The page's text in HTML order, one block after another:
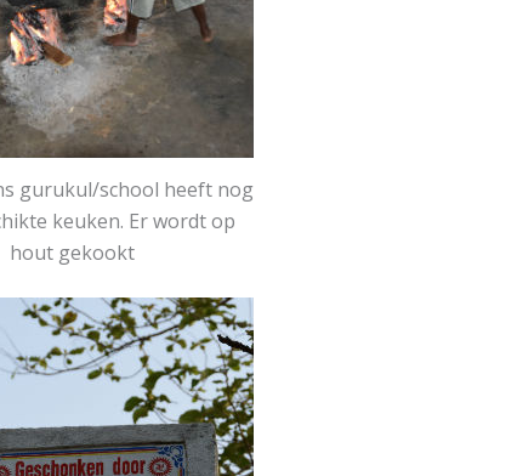
gurukul/school heeft nog
keuken. Er wordt op
hout gekookt